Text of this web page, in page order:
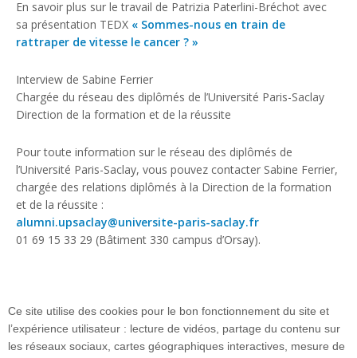
En savoir plus sur le travail de Patrizia Paterlini-Bréchot avec
sa présentation TEDX « Sommes-nous en train de
rattraper de vitesse le cancer ? »
Interview de Sabine Ferrier
Chargée du réseau des diplômés de l’Université Paris-Saclay
Direction de la formation et de la réussite
Pour toute information sur le réseau des diplômés de
l’Université Paris-Saclay, vous pouvez contacter Sabine Ferrier,
chargée des relations diplômés à la Direction de la formation
et de la réussite :
alumni.upsaclay@universite-paris-saclay.fr
01 69 15 33 29 (Bâtiment 330 campus d’Orsay).
Ce site utilise des cookies pour le bon fonctionnement du site et
l’expérience utilisateur : lecture de vidéos, partage du contenu sur
les réseaux sociaux, cartes géographiques interactives, mesure de